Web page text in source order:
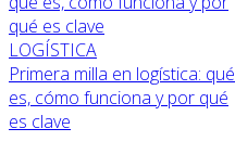
LOGÍSTICA
Primera milla en logística: qué
es, cómo funciona y por qué
es clave